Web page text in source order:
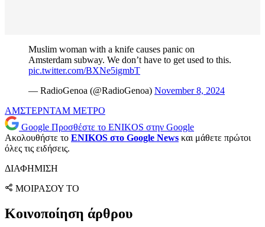
Muslim woman with a knife causes panic on
Amsterdam subway. We don’t have to get used to this.
pic.twitter.com/BXNe5igmbT
— RadioGenoa (@RadioGenoa) November 8, 2024
ΑΜΣΤΕΡΝΤΑΜ ΜΕΤΡΟ
Google Προσθέστε το ENIKOS στην Google
Ακολουθήστε το ENIKOS στο Google News και μάθετε πρώτοι
όλες τις ειδήσεις.
ΔΙΑΦΗΜΙΣΗ
ΜΟΙΡΑΣΟΥ ΤΟ
Κοινοποίηση άρθρου